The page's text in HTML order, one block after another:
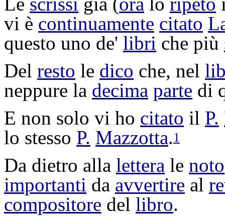
vi è continuamente citato
questo uno de' libri che più
Del resto le dico che, nel
neppure la decima parte di
E non solo vi ho citato il P.
lo stesso P. Mazzotta.1
Da dietro alla lettera le noto
importanti da avvertire al
compositore del libro.